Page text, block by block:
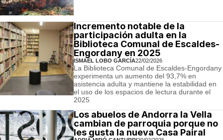
Incremento notable de la
participación adulta en la
Biblioteca Comunal de Escaldes-
Engordany en 2025
ISMAEL LOBO GARCÍA22/02/2026
La Biblioteca Comunal de Escaldes-Engordany
experimenta un aumento del 93,7% en
asistencia adulta y mantiene la estabilidad en
el uso de los espacios de lectura durante el
2025
Los abuelos de Andorra la Vella
cambian de parroquia porque no
les gusta la nueva Casa Pairal